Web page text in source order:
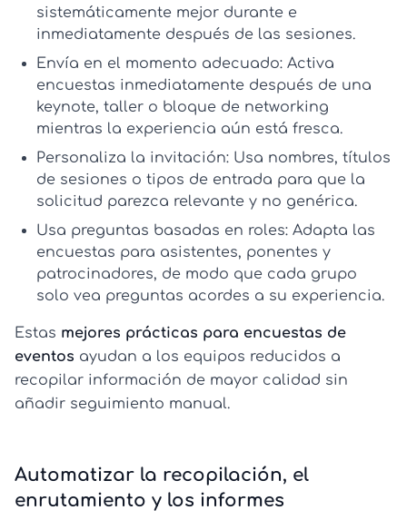
sistemáticamente mejor durante e
inmediatamente después de las sesiones.
Envía en el momento adecuado: Activa
encuestas inmediatamente después de una
keynote, taller o bloque de networking
mientras la experiencia aún está fresca.
Personaliza la invitación: Usa nombres, títulos
de sesiones o tipos de entrada para que la
solicitud parezca relevante y no genérica.
Usa preguntas basadas en roles: Adapta las
encuestas para asistentes, ponentes y
patrocinadores, de modo que cada grupo
solo vea preguntas acordes a su experiencia.
Estas mejores prácticas para encuestas de
eventos ayudan a los equipos reducidos a
recopilar información de mayor calidad sin
añadir seguimiento manual.
Automatizar la recopilación, el
enrutamiento y los informes